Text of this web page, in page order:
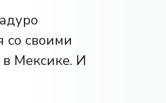
со своими
Мексике. И